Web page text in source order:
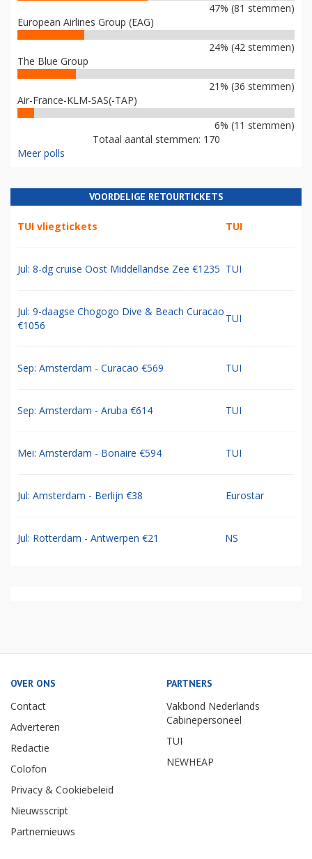
47% (81 stemmen)
European Airlines Group (EAG)
24% (42 stemmen)
The Blue Group
21% (36 stemmen)
Air-France-KLM-SAS(-TAP)
6% (11 stemmen)
Totaal aantal stemmen: 170
Meer polls
VOORDELIGE RETOURTICKETS
TUI vliegtickets TUI
Jul: 8-dg cruise Oost Middellandse Zee €1235 TUI
Jul: 9-daagse Chogogo Dive & Beach Curacao
€1056
TUI
Sep: Amsterdam - Curacao €569 TUI
Sep: Amsterdam - Aruba €614 TUI
Mei: Amsterdam - Bonaire €594 TUI
Jul: Amsterdam - Berlijn €38 Eurostar
Jul: Rotterdam - Antwerpen €21 NS
OVER ONS
Contact
Adverteren
Redactie
Colofon
Privacy & Cookiebeleid
Nieuwsscript
Partnernieuws
PARTNERS
Vakbond Nederlands
Cabinepersoneel
TUI
NEWHEAP